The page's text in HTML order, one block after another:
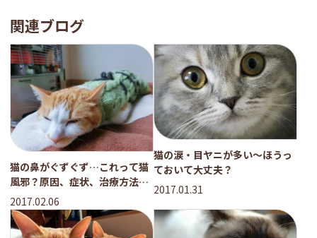
関連ブログ
猫の鼻がぐずぐず…これって猫
風邪？原因、症状、治療方法
は？
2017.02.06
猫の涙・目ヤニが多い～ほうっ
ておいて大丈夫？
2017.01.31